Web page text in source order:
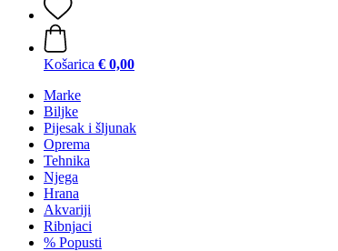
Košarica € 0,00
Marke
Biljke
Pijesak i šljunak
Oprema
Tehnika
Njega
Hrana
Akvariji
Ribnjaci
% Popusti